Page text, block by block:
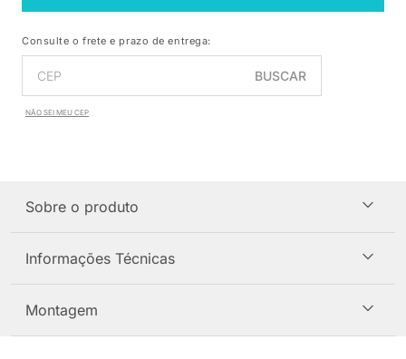
Consulte o frete e prazo de entrega:
BUSCAR
NÃO SEI MEU CEP
Sobre o produto
Informações Técnicas
Montagem